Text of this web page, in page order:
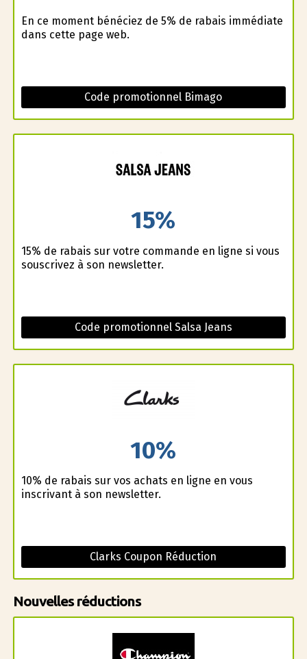
En ce moment bénéficiez de 5% de rabais immédiate
dans cette page web.
Code promotionnel Bimago
15%
15% de rabais sur votre commande en ligne si vous
souscrivez à son newsletter.
Code promotionnel Salsa Jeans
10%
10% de rabais sur vos achats en ligne en vous
inscrivant à son newsletter.
Clarks Coupon Réduction
Nouvelles réductions